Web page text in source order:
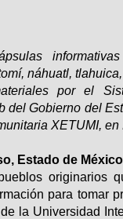
náhuatl,
por el
del Gobierno del
XETUMI, en
Estado de
originarios
para tomar
la Universidad